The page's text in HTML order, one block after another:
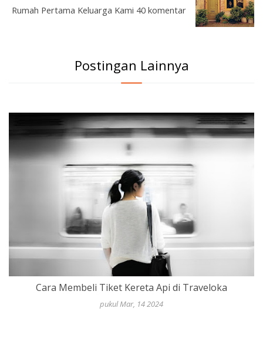
Rumah Pertama Keluarga Kami 40 komentar
Postingan Lainnya
Cara Membeli Tiket Kereta Api di Traveloka
pukul Mar, 14 2024